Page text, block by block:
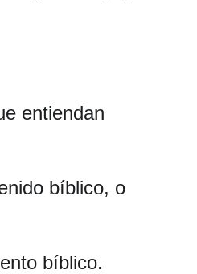
entiendan
bíblico, o
bíblico.